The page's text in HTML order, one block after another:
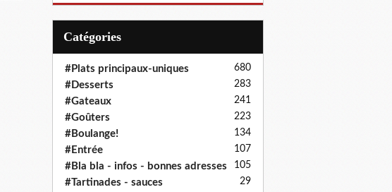
Catégories
#Plats principaux-uniques 680
#Desserts 283
#Gateaux 241
#Goûters 223
#Boulange! 134
#Entrée 107
#Bla bla - infos - bonnes adresses 105
#Tartinades - sauces 29